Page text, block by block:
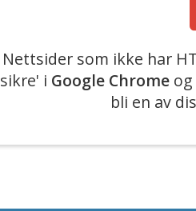
Nettsider som ikke har
sikre' i Google Chrome og
bli en av